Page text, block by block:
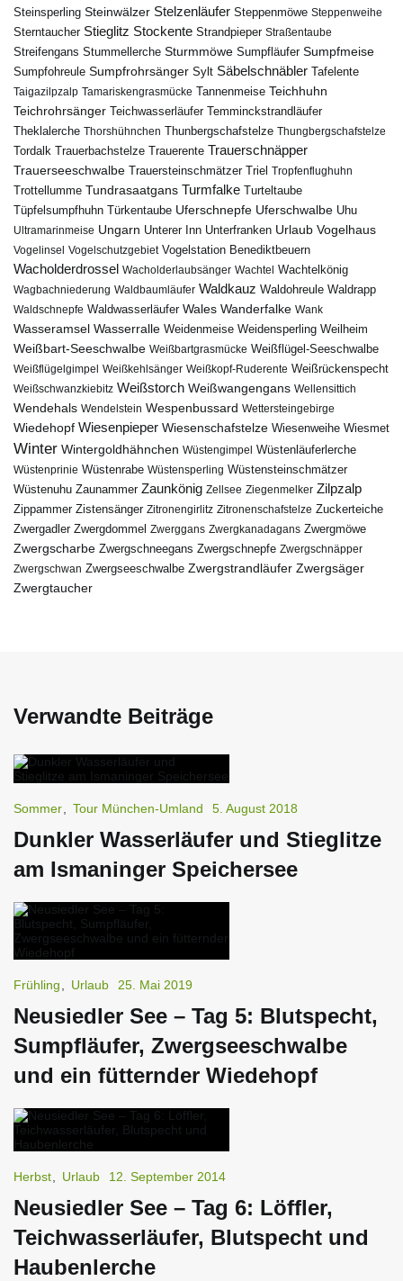
Steinsperling Steinwälzer Stelzenläufer Steppenmöwe Steppenweihe
Sterntaucher Stieglitz Stockente Strandpieper Straßentaube
Streifengans Stummellerche Sturmmöwe Sumpfläufer Sumpfmeise
Sumpfohreule Sumpfrohrsänger Sylt Säbelschnäbler Tafelente
Taigazilpzalp Tamariskengrasmücke Tannenmeise Teichhuhn
Teichrohrsänger Teichwasserläufer Temminckstrandläufer
Theklalerche Thorshühnchen Thunbergschafstelze Thungbergschafstelze
Tordalk Trauerbachstelze Trauerente Trauerschnäpper
Trauerseeschwalbe Trauersteinschmätzer Triel Tropfenflughuhn
Trottellumme Tundrasaatgans Turmfalke Turteltaube
Tüpfelsumpfhuhn Türkentaube Uferschnepfe Uferschwalbe Uhu
Ultramarinmeise Ungarn Unterer Inn Unterfranken Urlaub Vogelhaus
Vogelinsel Vogelschutzgebiet Vogelstation Benediktbeuern
Wacholderdrossel Wacholderlaubsänger Wachtel Wachtelkönig
Wagbachniederung Waldbaumläufer Waldkauz Waldohreule Waldrapp
Waldschnepfe Waldwasserläufer Wales Wanderfalke Wank
Wasseramsel Wasserralle Weidenmeise Weidensperling Weilheim
Weißbart-Seeschwalbe Weißbartgrasmücke Weißflügel-Seeschwalbe
Weißflügelgimpel Weißkehlsänger Weißkopf-Ruderente Weißrückenspecht
Weißschwanzkiebitz Weißstorch Weißwangengans Wellensittich
Wendehals Wendelstein Wespenbussard Wettersteingebirge
Wiedehopf Wiesenpieper Wiesenschafstelze Wiesenweihe Wiesmet
Winter Wintergoldhähnchen Wüstengimpel Wüstenläuferlerche
Wüstenprinie Wüstenrabe Wüstensperling Wüstensteinschmätzer
Wüstenuhu Zaunammer Zaunkönig Zellsee Ziegenmelker Zilpzalp
Zippammer Zistensänger Zitronengirlitz Zitronenschafstelze Zuckerteiche
Zwergadler Zwergdommel Zwerggans Zwergkanadagans Zwergmöwe
Zwergscharbe Zwergschneegans Zwergschnepfe Zwergschnäpper
Zwergschwan Zwergseeschwalbe Zwergstrandläufer Zwergsäger
Zwergtaucher
Verwandte Beiträge
Sommer Tour München-Umland 5. August 2018
Dunkler Wasserläufer und Stieglitze
am Ismaninger Speichersee
Frühling Urlaub 25. Mai 2019
Neusiedler See – Tag 5: Blutspecht,
Sumpfläufer, Zwergseeschwalbe
und ein fütternder Wiedehopf
Herbst Urlaub 12. September 2014
Neusiedler See – Tag 6: Löffler,
Teichwasserläufer, Blutspecht und
Haubenlerche